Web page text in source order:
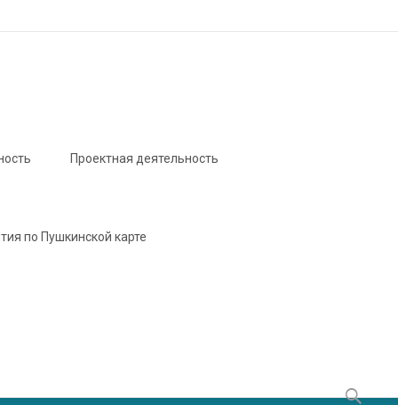
Проектная деятельность
по Пушкинской карте
Найти: